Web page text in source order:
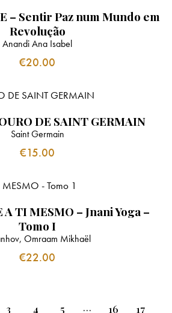
– Sentir Paz num Mundo em
Revolução
Anandi Ana Isabel
€20.00
DE SAINT GERMAIN
Saint Germain
€15.00
TI MESMO – Jnani Yoga –
Tomo I
Omraam Mikhaël
€22.00
3 4 5 … 16 17